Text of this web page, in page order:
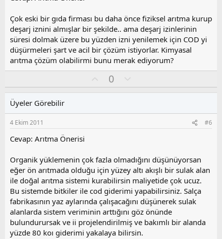
y
l
a
Çok eski bir gıda firması bu daha önce fiziksel arıtma kurup
deşarj iznini almışlar bir şekilde.. ama deşarj izinlerinin
süresi dolmak üzere bu yüzden izni yenilemek için COD yi
düşürmeleri şart ve acil bir çözüm istiyorlar. Kimyasal
arıtma çözüm olabilirmi bunu merak ediyorum?
y
0
l
s
u
y
l
a
Üyeler Görebilir
4 Ekim 2011 #6
Cevap: Arıtma Önerisi
Organik yüklemenin çok fazla olmadığını düşünüyorsan
eğer ön arıtmada olduğu için yüzey altı akışlı bir sulak alan
ile doğal arıtma sistemi kurabilirsin maliyetide çok ucuz.
Bu sistemde bitkiler ile cod giderimi yapabilirsiniz. Salça
fabrikasının yaz aylarında çalışacağını düşünerek sulak
alanlarda sistem veriminin arttığını göz önünde
bulundurursak ve ii projelendirilmiş ve bakımlı bir alanda
yüzde 80 koı giderimi yakalaya bilirsin.